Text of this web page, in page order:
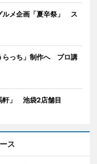
ルメ企画「夏辛祭」 ス
らっち」制作へ プロ講
軒」 池袋2店舗目
ス